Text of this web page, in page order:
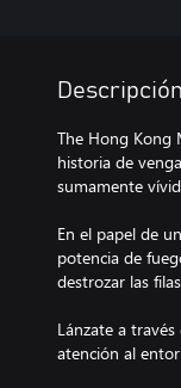
Descripción
The Hong Kong
historia de
sumamente
En el papel de
potencia de
destrozar las
Lánzate a
atención al